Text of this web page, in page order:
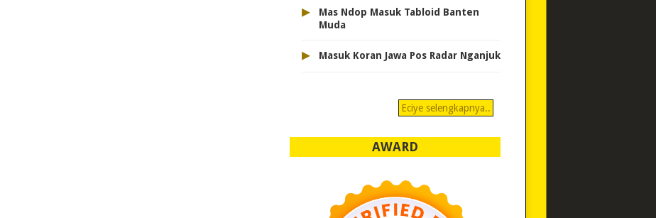
▸
Mas Ndop Masuk Tabloid Banten
Muda
▸ Masuk Koran Jawa Pos Radar Nganjuk
Eciye selengkapnya..
AWARD